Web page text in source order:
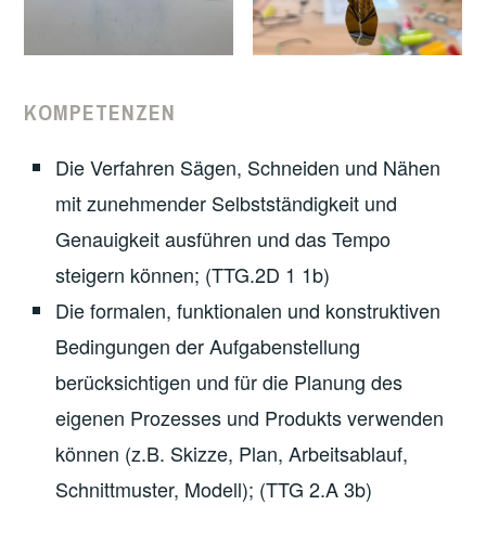
KOMPETENZEN
Die Verfahren Sägen, Schneiden und Nähen
mit zunehmender Selbstständigkeit und
Genauigkeit ausführen und das Tempo
steigern können; (TTG.2D 1 1b)
Die formalen, funktionalen und konstruktiven
Bedingungen der Aufgabenstellung
berücksichtigen und für die Planung des
eigenen Prozesses und Produkts verwenden
können (z.B. Skizze, Plan, Arbeitsablauf,
Schnittmuster, Modell); (TTG 2.A 3b)